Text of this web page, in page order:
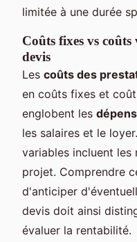
limitée à une durée
Coûts fixes vs
devis
Les coûts des
en coûts fixes et
englobent les
les salaires et le
variables incluent les
projet. Comprendre
d'anticiper
devis doit ainsi
évaluer la rentabilité.